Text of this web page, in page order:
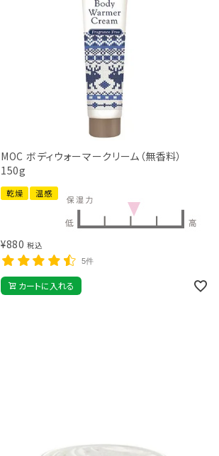
MOC ボディウォーマークリーム（無香料）
150g
乾燥 温感
¥880 税込
5件
カートに入れる